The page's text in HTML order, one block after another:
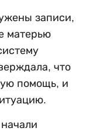
записи,
матерью
что
помощь, и